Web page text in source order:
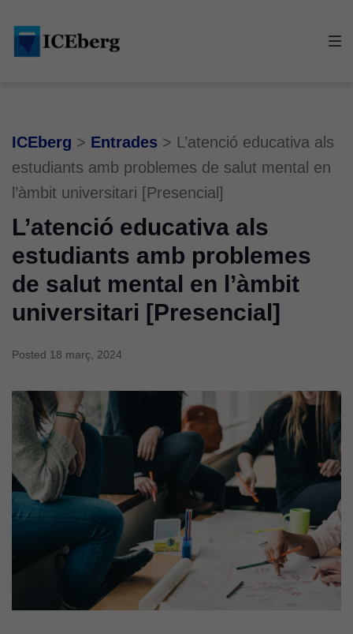
main
content
footer
ICEberg > Entrades > L’atenció educativa als
estudiants amb problemes de salut mental en
l’àmbit universitari [Presencial]
L’atenció educativa als
estudiants amb problemes
de salut mental en l’àmbit
universitari [Presencial]
Posted 18 març, 2024